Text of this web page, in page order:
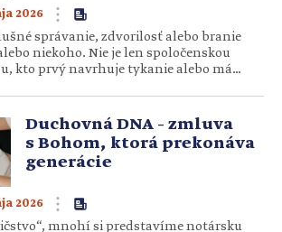
2026
správanie, zdvorilosť alebo branie
niekoho. Nie je len spoločenskou
kto prvý navrhuje tykanie alebo má
od seba, ale musíme sa jej učiť. Musíme
a jazyk. Potrebujeme ju…
Duchovná DNA – zmluva
s Bohom, ktorá prekonáva
generácie
2026
mnohí si predstavíme notársku